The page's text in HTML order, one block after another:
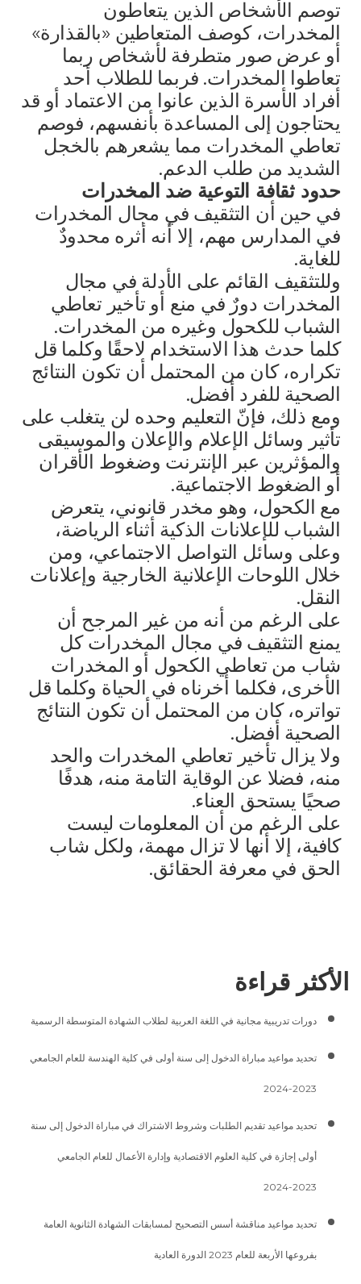
توصم الأشخاص الذين يتعاطون
المخدرات، كوصف المتعاطين «بالقذارة»
أو عرض صور متطرفة لأشخاص ربما
تعاطوا المخدرات. فربما للطلاب أحد
أفراد الأسرة الذين عانوا من الاعتماد أو قد
يحتاجون إلى المساعدة بأنفسهم، فوصم
تعاطي المخدرات مما يشعرهم بالخجل
الشديد من طلب الدعم.
حدود ثقافة التوعية ضد المخدرات
في حين أن التثقيف في مجال المخدرات
في المدارس مهم، إلا أنه أثره محدودٌ
للغاية.
وللتثقيف القائم على الأدلة في مجال
المخدرات دورٌ في منع أو تأخير تعاطي
الشباب للكحول وغيره من المخدرات.
كلما حدث هذا الاستخدام لاحقًا وكلما قل
تكراره، كان من المحتمل أن تكون النتائج
الصحية للفرد أفضل.
ومع ذلك، فإنّ التعليم وحده لن يتغلب على
تأثير وسائل الإعلام والإعلان والموسيقى
والمؤثرين عبر الإنترنت وضغوط الأقران
أو الضغوط الاجتماعية.
مع الكحول، وهو مخدر قانوني، يتعرض
الشباب للإعلانات الذكية أثناء الرياضة،
وعلى وسائل التواصل الاجتماعي، ومن
خلال اللوحات الإعلانية الخارجية وإعلانات
النقل.
على الرغم من أنه من غير المرجح أن
يمنع التثقيف في مجال المخدرات كل
شاب من تعاطي الكحول أو المخدرات
الأخرى، فكلما أخرناه في الحياة وكلما قل
تواتره، كان من المحتمل أن تكون النتائج
الصحية أفضل.
ولا يزال تأخير تعاطي المخدرات والحد
منه، فضلا عن الوقاية التامة منه، هدفًا
صحيًا يستحق العناء.
على الرغم من أن المعلومات ليست
كافية، إلا أنها لا تزال مهمة، ولكل شاب
الحق في معرفة الحقائق.
الأكثر قراءة
دورات تدريبية مجانية في اللغة العربية لطلاب الشهادة المتوسطة الرسمية
تحديد مواعيد مباراة الدخول إلى سنة أولى في كلية الهندسة للعام الجامعي
2023-2024
تحديد مواعيد تقديم الطلبات وشروط الاشتراك في مباراة الدخول إلى سنة
أولى إجازة في كلية العلوم الاقتصادية وإدارة الأعمال للعام الجامعي
2023-2024
تحديد مواعيد مناقشة أسس التصحيح لمسابقات الشهادة الثانوية العامة
بفروعها الأربعة للعام 2023 الدورة العادية